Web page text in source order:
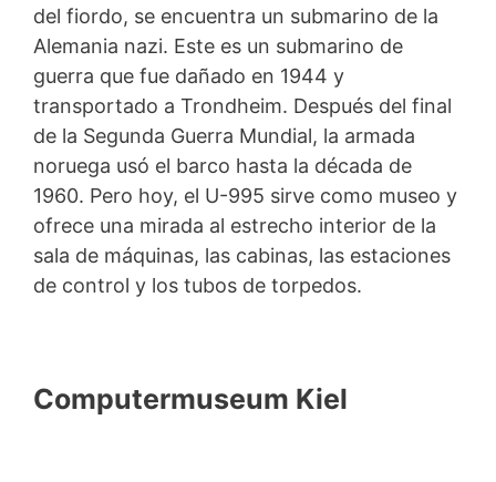
del fiordo, se encuentra un submarino de la
Alemania nazi. Este es un submarino de
guerra que fue dañado en 1944 y
transportado a Trondheim. Después del final
de la Segunda Guerra Mundial, la armada
noruega usó el barco hasta la década de
1960. Pero hoy, el U-995 sirve como museo y
ofrece una mirada al estrecho interior de la
sala de máquinas, las cabinas, las estaciones
de control y los tubos de torpedos.
Computermuseum Kiel